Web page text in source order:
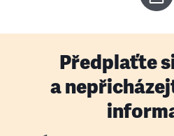
Předplaťte
a